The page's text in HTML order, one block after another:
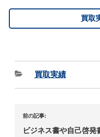
買取
買取実績
前の記事:
ビジネス書や自己啓発